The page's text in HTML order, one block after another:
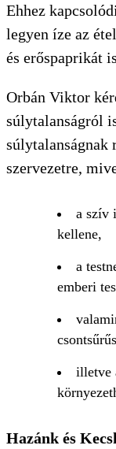
Ehhez
legyen íze az
és erőspaprikát
Orbán Viktor
súlytalanságról
súlytalanságnak
szervezetre,
a szív
kellene,
a
emberi
illetve
Hazánk és